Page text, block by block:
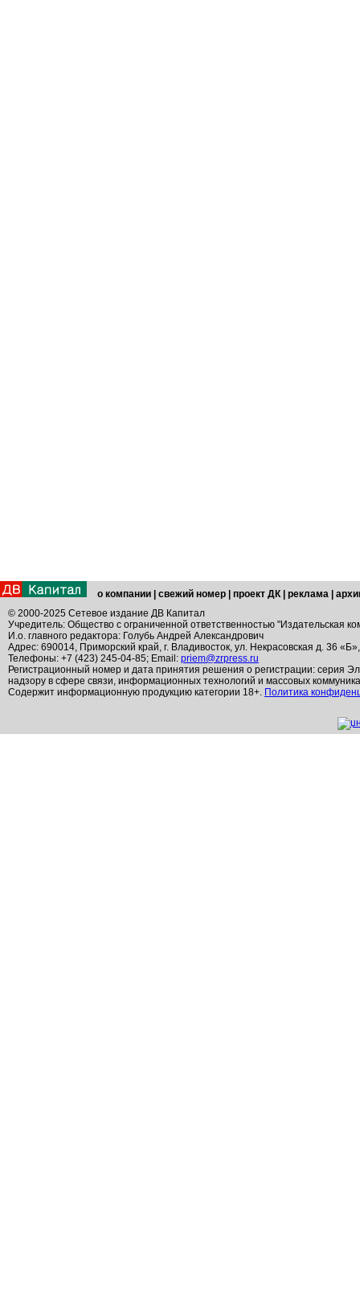
о компании свежий номер проект ДК реклама
© 2000-2025 Сетевое издание ДВ Капитал
Учредитель: Общество с ограниченной ответственностью "Издательская
И.о. главного редактора: Голубь Андрей Александрович
Адрес: 690014, Приморский край, г. Владивосток, ул. Некрасовская д. 36
Телефоны: +7 (423) 245-04-85; Email: priem@zrpress.ru
Регистрационный номер и дата принятия решения о регистрации: серия
надзору в сфере связи, информационных технологий и массовых
Содержит информационную продукцию категории 18+. Политика